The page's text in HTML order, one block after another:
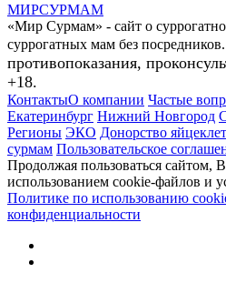
МИРСУРМАМ
«Мир Сурмам» - сайт о
суррогатных мам без посредников.
противопоказания,
+18.
КонтактыО компании Частые
Екатеринбург Нижний Новгород
Регионы ЭКО Донорство
сурмам Пользовательское
Продолжая пользоваться сайтом,
использованием cookie-файлов и
Политике по использованию
конфиденциальности